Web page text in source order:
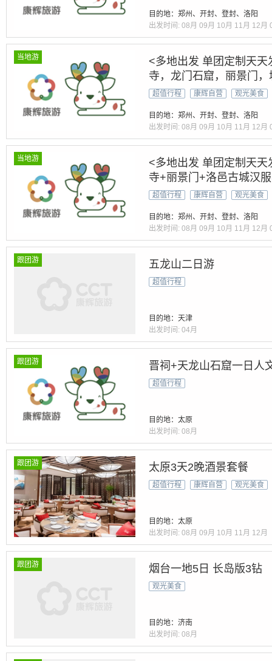
目的地：郑州、开封、登封、洛阳
出发时间: 08月 09月 10月 11月 12月
当地游
<多地出发 单团定制天
寺，龙门石窟，丽景门
超值行程 康辉自营 观光美食
目的地：郑州、开封、登封、洛阳
出发时间: 08月 09月 10月 11月 12月
当地游
<多地出发 单团定制天
寺+丽景门+洛邑古城汉
+清明上河园+开封夜市+
超值行程 康辉自营 观光美食
目的地：郑州、开封、登封、洛阳
出发时间: 08月 09月 10月 11月 12月
跟团游 五龙山二日游
超值行程
目的地：天津
出发时间: 04月
跟团游 晋祠+天龙山石窟一日人
超值行程
目的地：太原
出发时间: 08月
跟团游 太原3天2晚酒景套餐
超值行程 康辉自营 观光美食
目的地：太原
出发时间: 08月 09月 10月 11月 12月
跟团游 烟台一地5日 长岛版3钻
观光美食
目的地：济南
出发时间: 08月